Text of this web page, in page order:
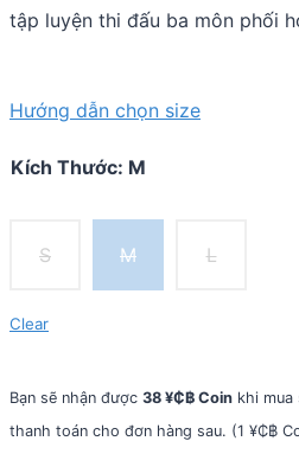
tập luyện thi đấu ba môn phối
Hướng dẫn chọn size
Kích Thước: M
S M L
Clear
Bạn sẽ nhận được 38 ¥₵฿ Coin khi mua
thanh toán cho đơn hàng sau. (1 ¥₵฿